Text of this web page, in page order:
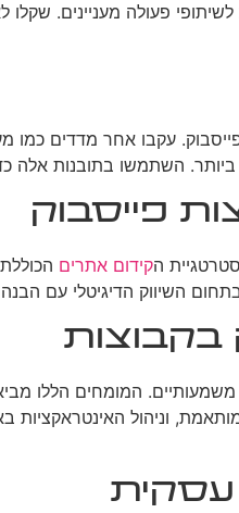
פעולה מעניינים. שקלו
עקבו אחר מדדים
ביותר. השתמשו בתובנות
פייסבוק
הקידום אתרים
בתחום השיווק הדיגיטלי
בקבוצות
המומחים הללו
וניהול
עסקית